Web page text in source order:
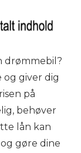
drømmebil?
og giver dig
på
behøver
lån kan
gøre dine